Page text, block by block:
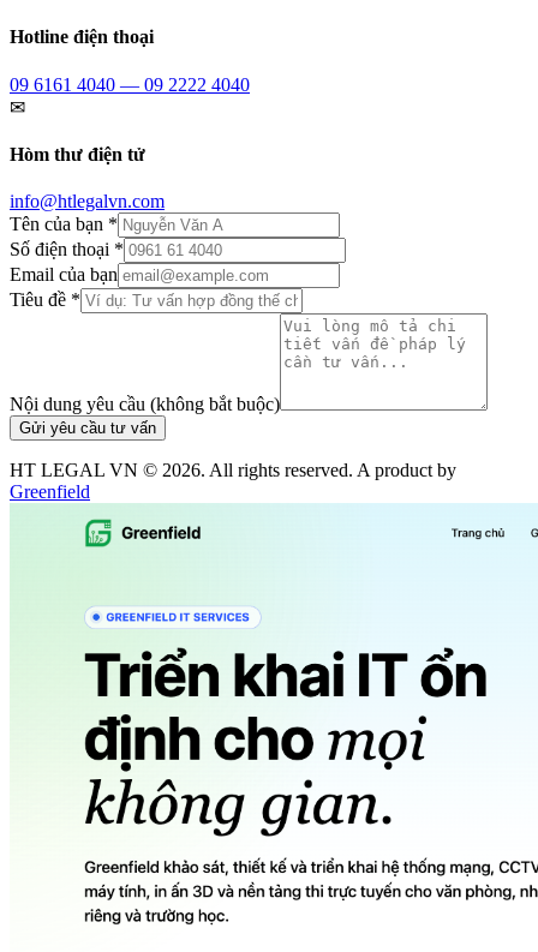
Hotline điện thoại
09 6161 4040 — 09 2222 4040
✉
Hòm thư điện tử
info@htlegalvn.com
Tên của bạn *
Số điện thoại *
Email của bạn
Tiêu đề *
Nội dung yêu cầu (không bắt buộc)
Gửi yêu cầu tư vấn
HT LEGAL VN © 2026. All rights reserved. A product by
Greenfield